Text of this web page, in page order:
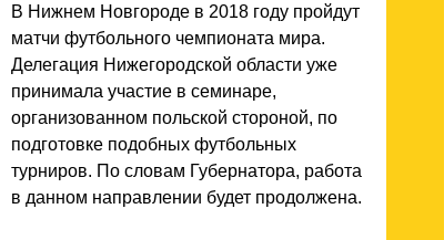
В Нижнем Новгороде в 2018 году пройдут
матчи футбольного чемпионата мира.
Делегация Нижегородской области уже
принимала участие в семинаре,
организованном польской стороной, по
подготовке подобных футбольных
турниров. По словам Губернатора, работа
в данном направлении будет продолжена.